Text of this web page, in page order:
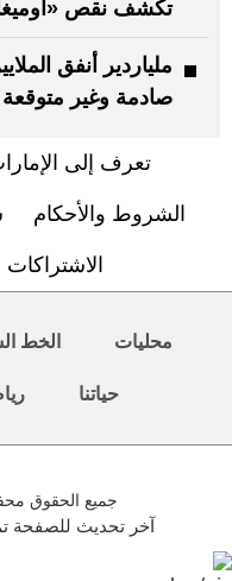
تكشف نقص «أوميغا
ملياردير أنفق
صادمة وغير متوقعة
تعرف إلى
الشروط والأحكام
الاشتراكات
محليات الخط
حياتنا
جميع الحقوق محفوظة ©
آخر تحديث للصفحة تم بتاريخ: 6